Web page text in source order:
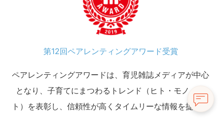
第12回ペアレンティングアワード受賞
ペアレンティングアワードは、育児雑誌メディアが中心
となり、子育てにまつわるトレンド（ヒト・モノ・コ
ト）を表彰し、信頼性が高くタイムリーな情報を提供す